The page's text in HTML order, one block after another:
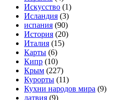
Искусство (1)
Исландия (3)
испания (90)
История (20)
Италия (15)
Карты (6)
Кипр (10)
Крым (227)
Курорты (11)
Кухни народов мира (9)
латвия (9)